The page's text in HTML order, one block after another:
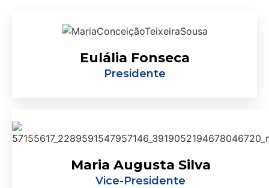
Eulália Fonseca
Presidente
Maria Augusta Silva
Vice-Presidente